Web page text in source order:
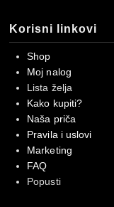
Korisni linkovi
Shop
Moj nalog
Lista želja
Kako kupiti?
Naša priča
Pravila i uslovi
Marketing
FAQ
Popusti